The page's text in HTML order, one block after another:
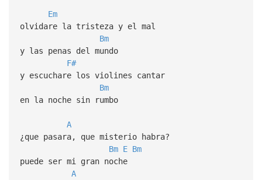
Em
olvidare la tristeza y el mal
Bm
y las penas del mundo
F#
y escuchare los violines cantar
Bm
en la noche sin rumbo
A
¿que pasara, que misterio habra?
Bm E Bm
puede ser mi gran noche
A